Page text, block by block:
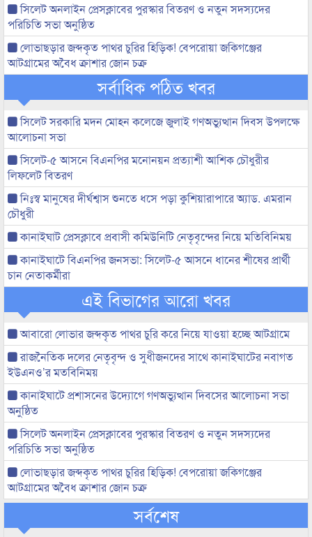
সিলেট অনলাইন প্রেসক্লাবের পুরস্কার বিতরণ ও নতুন সদস্যদের
পরিচিতি সভা অনুষ্ঠিত
লোভাছড়ার জব্দকৃত পাথর চুরির হিড়িক! বেপরোয়া জকিগঞ্জের
আটগ্রামের অবৈধ ক্রাশার জোন চক্র
সর্বাধিক পঠিত খবর
সিলেট সরকারি মদন মোহন কলেজে জুলাই গণঅভ্যুত্থান দিবস উপলক্ষে
আলোচনা সভা
সিলেট-৫ আসনে বিএনপির মনোনয়ন প্রত্যাশী আশিক চৌধুরীর
লিফলেট বিতরণ
নিঃস্ব মানুষের দীর্ঘশ্বাস শুনতে ধসে পড়া কুশিয়ারাপারে অ্যাড. এমরান
চৌধুরী
কানাইঘাট প্রেসক্লাবে প্রবাসী কমিউনিটি নেতৃবৃন্দের নিয়ে মতিবিনিময়
কানাইঘাটে বিএনপির জনসভা: সিলেট-৫ আসনে ধানের শীষের প্রার্থী
চান নেতাকর্মীরা
এই বিভাগের আরো খবর
আবারো লোভার জব্দকৃত পাথর চুরি করে নিয়ে যাওয়া হচ্ছে আটগ্রামে
রাজনৈতিক দলের নেতৃবৃন্দ ও সুধীজনদের সাথে কানাইঘাটের নবাগত
ইউএনও’র মতবিনিময়
কানাইঘাটে প্রশাসনের উদ্যোগে গণঅভ্যুত্থান দিবসের আলোচনা সভা
অনুষ্ঠিত
সিলেট অনলাইন প্রেসক্লাবের পুরস্কার বিতরণ ও নতুন সদস্যদের
পরিচিতি সভা অনুষ্ঠিত
লোভাছড়ার জব্দকৃত পাথর চুরির হিড়িক! বেপরোয়া জকিগঞ্জের
আটগ্রামের অবৈধ ক্রাশার জোন চক্র
সর্বশেষ